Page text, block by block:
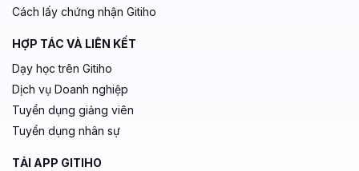
Cách lấy chứng nhận Gitiho
HỢP TÁC VÀ LIÊN KẾT
Dạy học trên Gitiho
Dịch vụ Doanh nghiệp
Tuyển dụng giảng viên
Tuyển dụng nhân sự
TẢI APP GITIHO